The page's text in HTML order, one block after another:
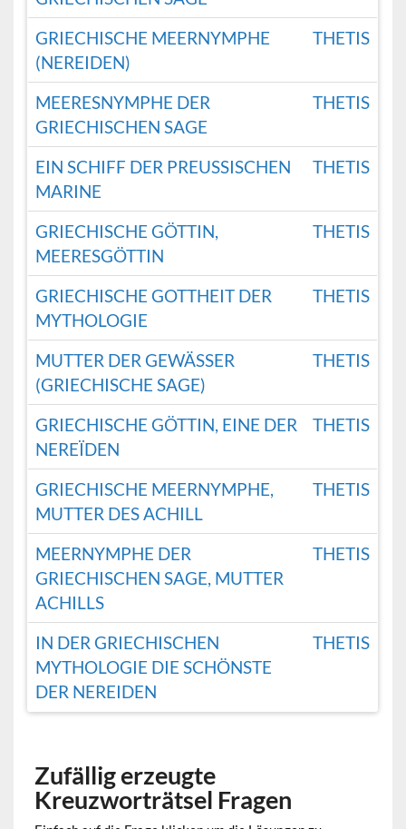
GRIECHISCHE MEERNYMPHE
(NEREIDEN)
THETIS
MEERESNYMPHE DER
GRIECHISCHEN SAGE
THETIS
EIN SCHIFF DER PREUSSISCHEN M
ARINE
THETIS
GRIECHISCHE GÖTTIN,
MEERESGÖTTIN
THETIS
GRIECHISCHE GOTTHEIT DER
MYTHOLOGIE
THETIS
MUTTER DER GEWÄSSER
(GRIECHISCHE SAGE)
THETIS
GRIECHISCHE GÖTTIN, EINE DER
NEREÏDEN
THETIS
GRIECHISCHE MEERNYMPHE,
MUTTER DES ACHILL
THETIS
MEERNYMPHE DER
GRIECHISCHEN SAGE, MUTTER
ACHILLS
THETIS
IN DER GRIECHISCHEN
MYTHOLOGIE DIE SCHÖNSTE
DER NEREIDEN
THETIS
Zufällig erzeugte
Kreuzworträtsel Fragen